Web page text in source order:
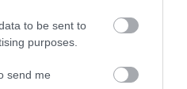
to be sent to
purposes.
send me
TANÓRÁK ÉS KEVESEBB HÁZI
JÖHET AZ ALSÓ ...
08|Mindenki ügye